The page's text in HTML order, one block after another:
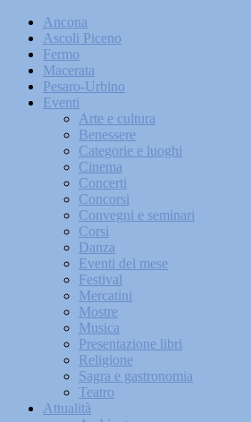
Ancona
Ascoli Piceno
Fermo
Macerata
Pesaro-Urbino
Eventi
Arte e cultura
Benessere
Categorie e luoghi
Cinema
Concerti
Concorsi
Convegni e seminari
Corsi
Danza
Eventi del mese
Festival
Mercatini
Mostre
Musica
Presentazione libri
Religione
Sagra e gastronomia
Teatro
Attualità